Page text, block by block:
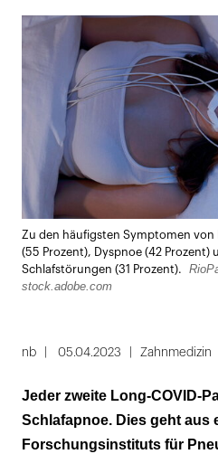
Zu den häufigsten Symptomen von
(55 Prozent), Dyspnoe (42 Prozent)
Schlafstörungen (31 Prozent).
stock.adobe.com
nb 05.04.2023 Zahnmedizin
Jeder zweite Long-COVID-
Schlafapnoe. Dies geht aus
Forschungsinstituts für